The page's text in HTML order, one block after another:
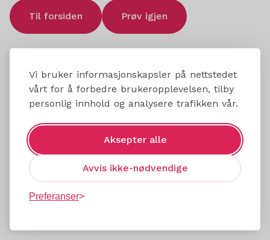
Vi bruker informasjonskapsler på nettstedet
vårt for å forbedre brukeropplevelsen, tilby
personlig innhold og analysere trafikken vår.
Aksepter alle
Avvis ikke-nødvendige
Preferanser
Til forsiden Prøv igjen